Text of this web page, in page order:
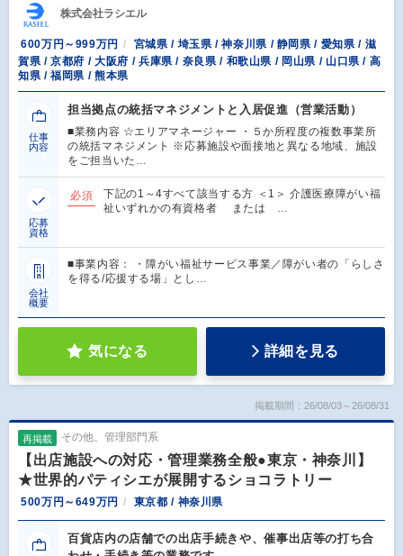
株式会社ラシエル
600万円～999万円
宮城県 / 埼玉県 / 神奈川県 / 静岡県 / 愛知県 / 滋
賀県 / 京都府 / 大阪府 / 兵庫県 / 奈良県 / 和歌山県 / 岡山県 / 山口県 / 高
知県 / 福岡県 / 熊本県
仕事
内容
担当拠点の統括マネジメントと入居促進（営業活動）
■業務内容 ☆エリアマネージャー ・５か所程度の複数事業所
の統括マネジメント ※応募施設や面接地と異なる地域、施設
をご担当いた…
応募
資格
必須
下記の1～4すべて該当する方 ＜1＞ 介護医療障がい福
祉いずれかの有資格者 または …
会社
概要
■事業内容： ・障がい福祉サービス事業／障がい者の「らしさ
を得る/応援する場」とし…
気になる 詳細を見る
掲載期間：26/08/03～26/08/31
再掲載 その他、管理部門系
【出店施設への対応・管理業務全般●東京・神奈川】
★世界的パティシエが展開するショコラトリー
500万円～649万円 東京都 / 神奈川県
百貨店内の店舗での出店手続きや、催事出店等の打ち合